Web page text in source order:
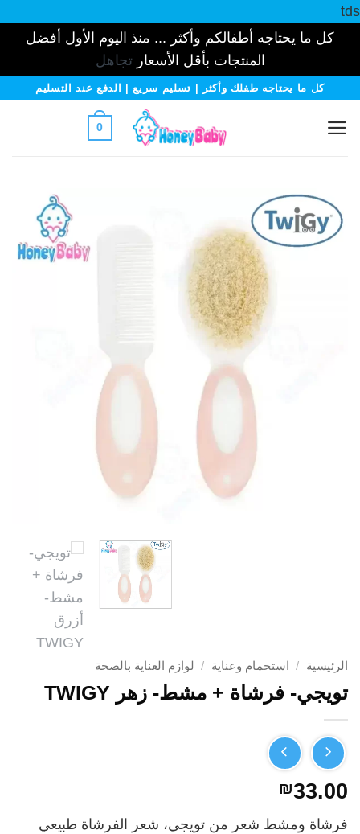
tds
كل ما يحتاجه أطفالكم وأكثر ... منذ اليوم الأول أفضل
المنتجات بأقل الأسعارتجاهل
تخطيكل ما يحتاجه طفلك وأكثر | تسليم سريع | الدفع عند التسليم
0
الرئيسية / استحمام وعناية / لوازم العناية بالصحة
تويجي- فرشاة + مشط- زهر TWIGY
₪33.00
فرشاة ومشط شعر من تويجي، شعر الفرشاة طبيعي